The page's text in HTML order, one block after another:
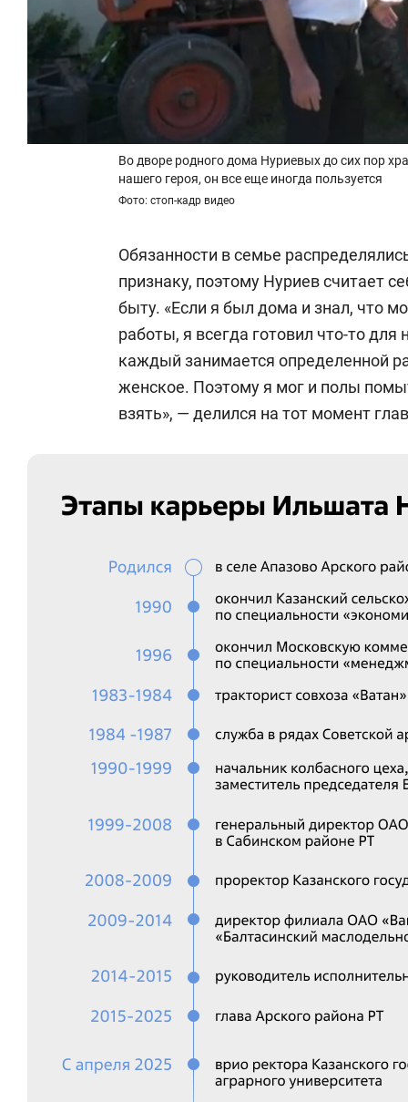
Во дворе родного дома Нуриевых до сих пор
нашего героя, он все еще иногда пользуется
Фото: стоп-кадр видео
Обязанности в семье
признаку, поэтому Нуриев считает
быту. «Если я был дома и знал, что
работы, я всегда готовил что-то
каждый занимается определенной
женское. Поэтому я мог и полы
взять», — делился на тот момент